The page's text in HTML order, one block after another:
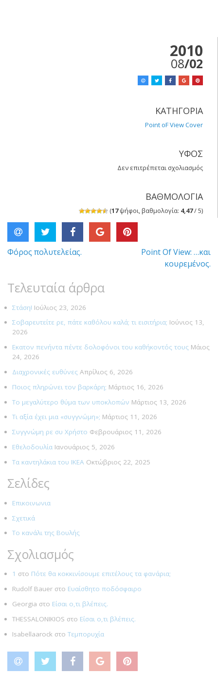
2010
08/02
ΚΑΤΗΓΟΡΙΑ
Point oF View Cover
ΥΦΟΣ
Δεν επιτρέπεται σχολιασμός
ΒΑΘΜΟΛΟΓΙΑ
(17ψήφοι, βαθμολογία: 4,47/ 5)
άρθρων
Φόρος πολυτελείας.
Point Of View: …και
κουρεμένος.
Τελευταία άρθρα
Στάση! Ιούλιος 23, 2026
Σοβαρευτείτε ρε, πάτε καθόλου καλά; τι εισιτήρια; Ιούνιος 13,
2026
Εκατον πενήντα πέντε δολοφόνοι του καθήκοντός τους Μάιος
24, 2026
Διαχρονικές ευθύνες Απρίλιος 6, 2026
Ποιος πληρώνει τον βαρκάρη; Μάρτιος 16, 2026
Το μεγαλύτερο θύμα των υποκλοπών Μάρτιος 13, 2026
Τι αξία έχει μια «συγγνώμη»; Μάρτιος 11, 2026
Συγγνώμη ρε συ Χρήστο Φεβρουάριος 11, 2026
Εθελοδουλία Ιανουάριος 5, 2026
Τα καντηλάκια του ΙΚΕΑ Οκτώβριος 22, 2025
Σελίδες
Επικοινωνια
Σχετικά
Το κανάλι της Βουλής
Σχολιασμός
1 στο Πότε θα κοκκινίσουμε επιτέλους τα φανάρια;
Rudolf Bauer στο Ευαίσθητο ποδόσφαιρο
Georgia στο Είσαι ο,τι βλέπεις.
THESSALONIKIOS στο Είσαι ο,τι βλέπεις.
Isabellaarock στο Τεμπορυχία